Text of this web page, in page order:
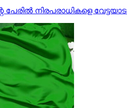
പേരില്‍ നിരപരാധികളെ